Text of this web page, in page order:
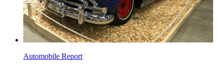
Automobile Report